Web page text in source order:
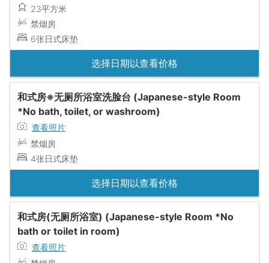
23平方米
禁烟房
6张日式床垫
选择日期以查看价格
和式房※无厕所浴室洗脸台 (Japanese-style Room
*No bath, toilet, or washroom)
查看照片
禁烟房
4张日式床垫
选择日期以查看价格
和式房(无厕所浴室) (Japanese-style Room *No
bath or toilet in room)
查看照片